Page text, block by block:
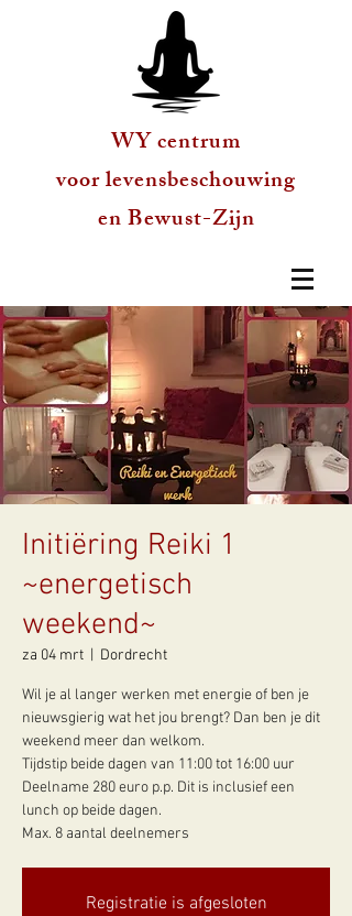
WY centrum
voor levensbeschouwing
en Bewust-Zijn
Initiëring Reiki 1
~energetisch
weekend~
za 04 mrt Dordrecht
Wil je al langer werken met energie of ben je
nieuwsgierig wat het jou brengt? Dan ben je dit
weekend meer dan welkom.
Tijdstip beide dagen van 11:00 tot 16:00 uur
Deelname 280 euro p.p. Dit is inclusief een
lunch op beide dagen.
Max. 8 aantal deelnemers
Registratie is afgesloten